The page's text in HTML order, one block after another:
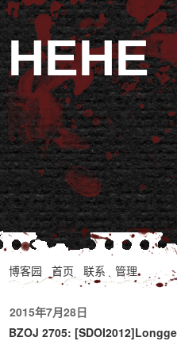
HEHE
博客园 首页 联系 管理
2015年7月28日
BZOJ 2705: